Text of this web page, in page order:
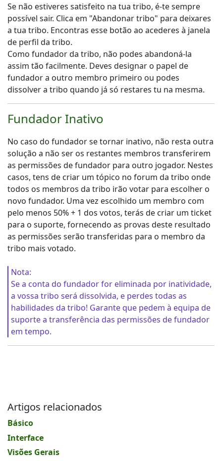
Se não estiveres satisfeito na tua tribo, é-te sempre
possível sair. Clica em "Abandonar tribo" para deixares
a tua tribo. Encontras esse botão ao acederes à janela
de perfil da tribo.
Como fundador da tribo, não podes abandoná-la
assim tão facilmente. Deves designar o papel de
fundador a outro membro primeiro ou podes
dissolver a tribo quando já só restares tu na mesma.
Fundador Inativo
No caso do fundador se tornar inativo, não resta outra
solução a não ser os restantes membros transferirem
as permissões de fundador para outro jogador. Nestes
casos, tens de criar um tópico no forum da tribo onde
todos os membros da tribo irão votar para escolher o
novo fundador. Uma vez escolhido um membro com
pelo menos 50% + 1 dos votos, terás de criar um ticket
para o suporte, fornecendo as provas deste resultado
as permissões serão transferidas para o membro da
tribo mais votado.
Nota:
Se a conta do fundador for eliminada por inatividade,
a vossa tribo será dissolvida, e perdes todas as
habilidades da tribo! Garante que pedem à equipa de
suporte a transferência das permissões de fundador
em tempo.
Artigos relacionados
Básico
Interface
Visões Gerais